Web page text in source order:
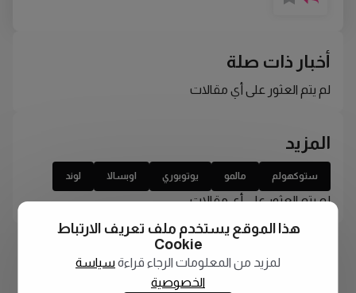
أخبار ذات صلة
لم يتم العثور على أي مقالات
المزيد
ستوكهولم مالمو يوتوبوري اوبسالا لوند
لم يتم العثور على أي مقالات
هذا الموقع يستخدم ملف تعريف الارتباط
Cookie
لمزيد من المعلومات الرجاء قراءة سياسة
الخصوصية